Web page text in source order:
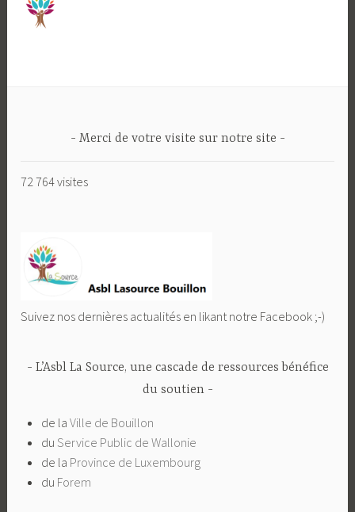
Merci de votre visite sur notre site
72 764 visites
Suivez nos dernières actualités en likant notre Facebook ;-)
L’Asbl La Source, une cascade de ressources bénéfice
du soutien
de la Ville de Bouillon
du Service Public de Wallonie
de la Province de Luxembourg
du Forem